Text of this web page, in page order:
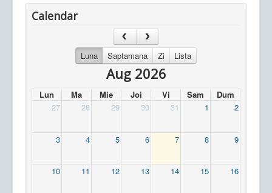
Calendar
Luna Saptamana Zi Lista
Aug 2026
Lun Ma Mie Joi Vi Sam
Dum
27
28 29 30 31 1 2
3 4 5 6 7 8 9
10 11 12 13 14 15 16